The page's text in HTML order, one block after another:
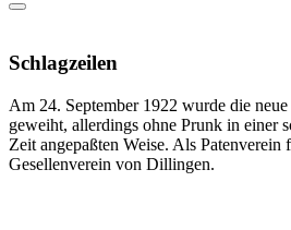
Schlagzeilen
Am 24. September 1922 wurde die
geweiht, allerdings ohne Prunk in einer
Zeit angepaßten Weise. Als Patenverein
Gesellenverein von Dillingen.